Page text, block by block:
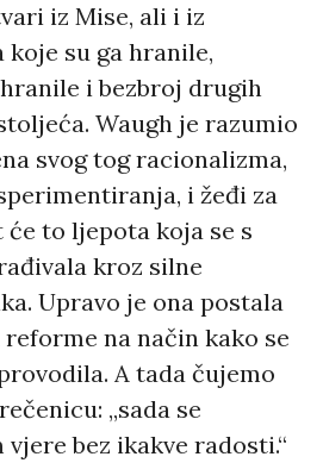
iz Mise, ali i iz
su ga hranile,
i bezbroj drugih
Waugh je razumio
svog tog racionalizma,
i žeđi za
to ljepota koja se s
kroz silne
Upravo je ona postala
na način kako se
A tada čujemo
„sada se
bez ikakve radosti.“